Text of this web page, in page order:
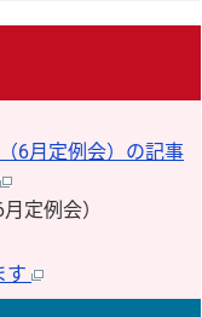
6月定例会）の記事
定例会）
す